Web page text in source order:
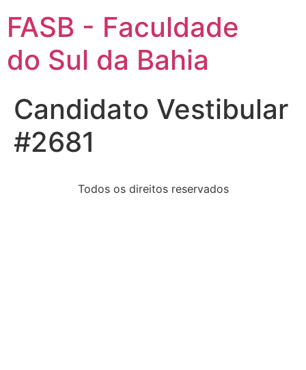
FASB - Faculdade
do Sul da Bahia
Candidato Vestibular
#2681
Todos os direitos reservados